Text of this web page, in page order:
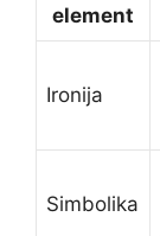
element
Ironija
Simbolika